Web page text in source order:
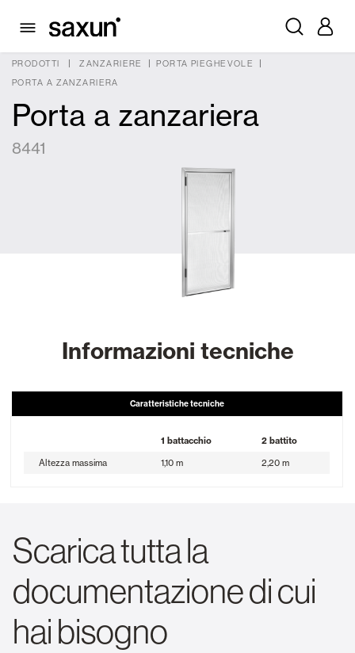
PRODOTTI ZANZARIERE
PORTA PIEGHEVOLE
PORTA A ZANZARIERA
Porta a zanzariera
8441
Informazioni tecniche
Caratteristiche tecniche
1 battacchio
2 battito
Altezza massima
1,10 m 2,20 m
Scarica tutta la
documentazione di cui
hai bisogno